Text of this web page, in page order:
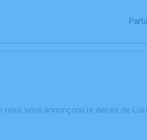
nous vous annonçons le décès de